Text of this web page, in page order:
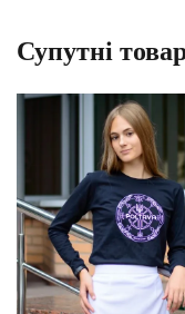
Супутні